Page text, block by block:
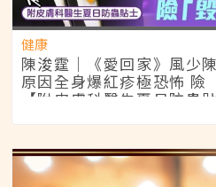
健康
陳浚霆｜《愛回家》風少
原因全身爆紅疹極恐怖 險
【附皮膚科醫生夏日防蟲貼